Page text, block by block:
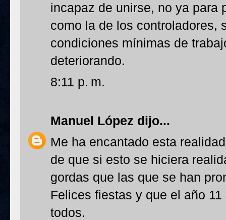
incapaz de unirse, no ya para
como la de los controladores,
condiciones mínimas de
deteriorando.
8:11 p. m.
Manuel López dijo...
Me ha encantado esta
de que si esto se hiciera
gordas que las que se han
Felices fiestas y que el año
todos.